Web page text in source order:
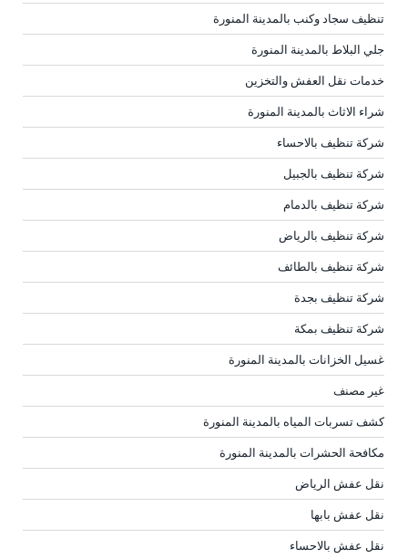
تنظيف سجاد وكنب بالمدينة المنورة
جلي البلاط بالمدينة المنورة
خدمات نقل العفش والتخزين
شراء الاثاث بالمدينة المنورة
شركة تنظيف بالاحساء
شركة تنظيف بالجبيل
شركة تنظيف بالدمام
شركة تنظيف بالرياض
شركة تنظيف بالطائف
شركة تنظيف بجدة
شركة تنظيف بمكة
غسيل الخزانات بالمدينة المنورة
غير مصنف
كشف تسربات المياه بالمدينة المنورة
مكافحة الحشرات بالمدينة المنورة
نقل عفش الرياض
نقل عفش بابها
نقل عفش بالاحساء